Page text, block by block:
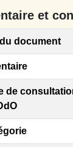
et
document
de